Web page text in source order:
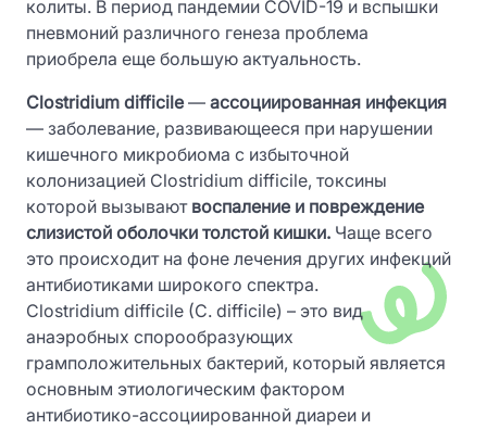
колиты. В период пандемии COVID-19 и вспышки
пневмоний различного генеза проблема
приобрела еще большую актуальность.
Clostridium difficile— ассоциированная инфекция
— заболевание, развивающееся при нарушении
кишечного микробиома с избыточной
колонизацией Clostridium difficile, токсины
которой вызывают воспаление и повреждение
слизистой оболочки толстой кишки. Чаще всего
это происходит на фоне лечения других инфекций
антибиотиками широкого спектра.
Clostridium difficile (C. difficile) – это вид
анаэробных спорообразующих
грамположительных бактерий, который является
основным этиологическим фактором
антибиотико-ассоциированной диареи и